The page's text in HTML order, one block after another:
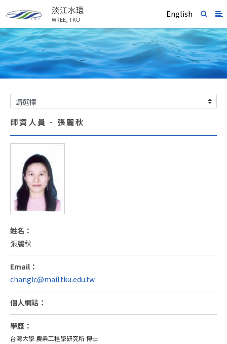
淡江水環
WREE, TKU
English
師資人員 - 張麗秋
姓名：
張麗秋
Email：
changlc@mail.tku.edu.tw
個人網站：
學歷：
台灣大學 農業工程學研究所 博士